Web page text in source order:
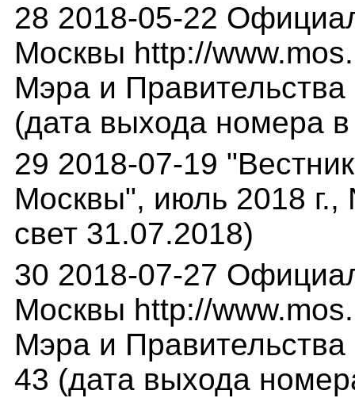
28 2018-05-22
Москвы http://
Мэра и
(дата выхода номера
29 2018-07-19
Москвы", июль 2018
свет 31.07.2018)
30 2018-07-27
Москвы http://
Мэра и Правительства
43 (дата выхода